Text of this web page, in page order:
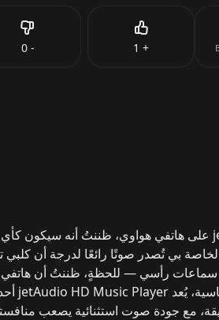
+
1
-
0
على هاتفي هواوي، ظننتُ أنه سيكون
بي تُصدر صوتًا رائعًا لدرجة أن كلبي
سماعات رأسي — للحظةٍ، ظننتُ أن
يُعد jetAudio HD Music Player
مع جودة صوت استثنائية يصعب